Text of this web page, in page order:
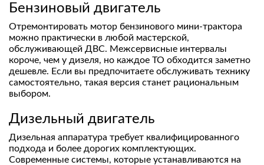
Бензиновый двигатель
Отремонтировать мотор бензинового мини-трактора
можно практически в любой мастерской,
обслуживающей ДВС. Межсервисные интервалы
короче, чем у дизеля, но каждое ТО обходится заметно
дешевле. Если вы предпочитаете обслуживать технику
самостоятельно, такая версия станет рациональным
выбором.
Дизельный двигатель
Дизельная аппаратура требует квалифицированного
подхода и более дорогих комплектующих.
Современные системы, которые устанавливаются на